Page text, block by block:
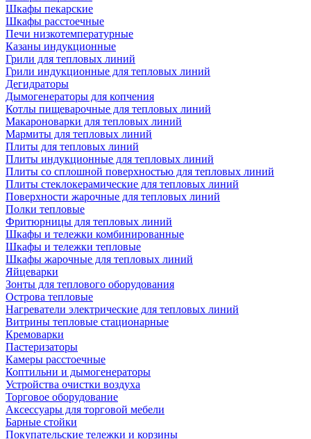
Шкафы пекарские
Шкафы расстоечные
Печи низкотемпературные
Казаны индукционные
Грили для тепловых линий
Грили индукционные для тепловых линий
Дегидраторы
Дымогенераторы для копчения
Котлы пищеварочные для тепловых линий
Макароноварки для тепловых линий
Мармиты для тепловых линий
Плиты для тепловых линий
Плиты индукционные для тепловых линий
Плиты со сплошной поверхностью для тепловых линий
Плиты стеклокерамические для тепловых линий
Поверхности жарочные для тепловых линий
Полки тепловые
Фритюрницы для тепловых линий
Шкафы и тележки комбинированные
Шкафы и тележки тепловые
Шкафы жарочные для тепловых линий
Яйцеварки
Зонты для теплового оборудования
Острова тепловые
Нагреватели электрические для тепловых линий
Витрины тепловые стационарные
Кремоварки
Пастеризаторы
Камеры расстоечные
Коптильни и дымогенераторы
Устройства очистки воздуха
Торговое оборудование
Аксессуары для торговой мебели
Барные стойки
Покупательские тележки и корзины